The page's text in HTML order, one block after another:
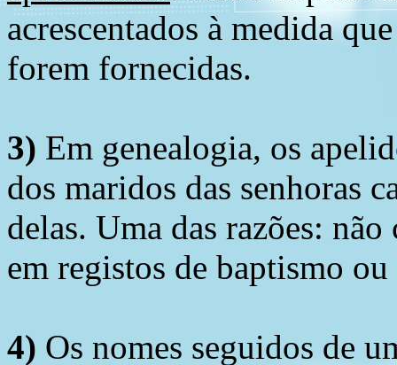
acrescentados à medida
forem fornecidas.
3) Em genealogia, os
dos maridos das senhoras
delas. Uma das razões:
em registos de baptismo
4) Os nomes seguidos de